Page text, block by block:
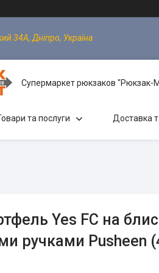
34А, Дніпро, Україна
Супермаркет рюкзаков "Рюкзак-
та послуги Доставка
Yes FC на
ручками Pusheen